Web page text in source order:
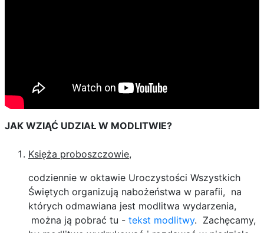
JAK WZIĄĆ UDZIAŁ W MODLITWIE?
Księża proboszczowie,
codziennie w oktawie Uroczystości Wszystkich
Świętych organizują nabożeństwa w parafii, na
których odmawiana jest modlitwa wydarzenia,
można ją pobrać tu - tekst modlitwy. Zachęcamy,